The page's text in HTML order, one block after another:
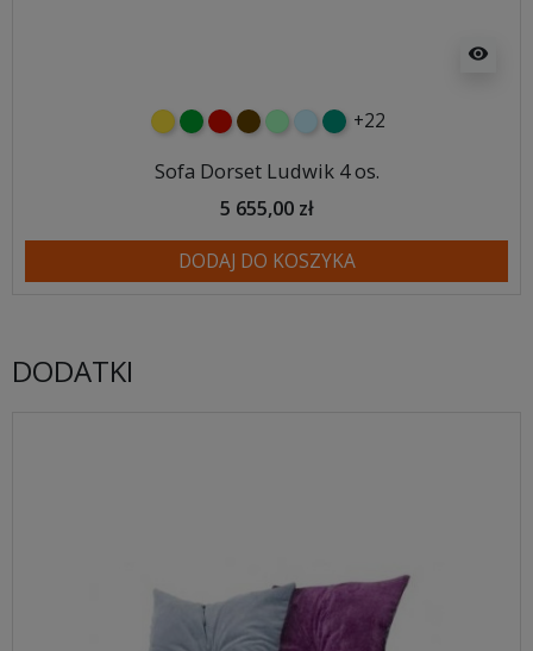
visibility
żółtyzielonyczerwony
czekoladowy
miętowybłękitny
turkusowy
+22
Sofa Dorset Ludwik 4 os.
5 655,00 zł
DODAJ DO KOSZYKA
DODATKI